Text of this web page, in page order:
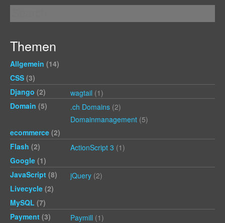
Themen
Allgemein (14)
CSS (3)
Django (2) wagtail (1)
Domain (5) .ch Domains (2)
Domainmanagement (5)
ecommerce (2)
Flash (2) ActionScript 3 (1)
Google (1)
JavaScript (8) jQuery (2)
Livecycle (2)
MySQL (7)
Payment (3) Paymill (1)